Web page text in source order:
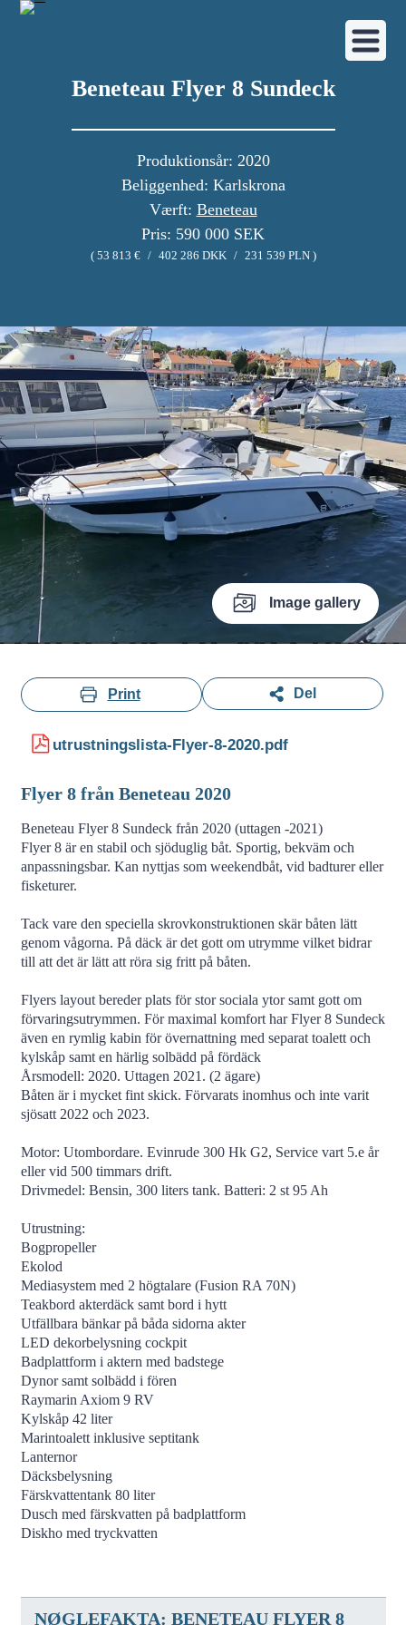
Image gallery
Beneteau Flyer 8 Sundeck
Produktionsår: 2020
Beliggenhed: Karlskrona
Værft: Beneteau
Pris: 590 000 SEK
( 53 813 € / 402 286 DKK / 231 539 PLN )
Print Del
utrustningslista-Flyer-8-2020.pdf
Flyer 8 från Beneteau 2020
Beneteau Flyer 8 Sundeck från 2020 (uttagen -2021)
Flyer 8 är en stabil och sjöduglig båt. Sportig, bekväm och
anpassningsbar. Kan nyttjas som weekendbåt, vid badturer eller
fisketurer.
Tack vare den speciella skrovkonstruktionen skär båten lätt
genom vågorna. På däck är det gott om utrymme vilket bidrar
till att det är lätt att röra sig fritt på båten.
Flyers layout bereder plats för stor sociala ytor samt gott om
förvaringsutrymmen. För maximal komfort har Flyer 8 Sundeck
även en rymlig kabin för övernattning med separat toalett och
kylskåp samt en härlig solbädd på fördäck
Årsmodell: 2020. Uttagen 2021. (2 ägare)
Båten är i mycket fint skick. Förvarats inomhus och inte varit
sjösatt 2022 och 2023.
Motor: Utombordare. Evinrude 300 Hk G2, Service vart 5.e år
eller vid 500 timmars drift.
Drivmedel: Bensin, 300 liters tank. Batteri: 2 st 95 Ah
Utrustning:
Bogpropeller
Ekolod
Mediasystem med 2 högtalare (Fusion RA 70N)
Teakbord akterdäck samt bord i hytt
Utfällbara bänkar på båda sidorna akter
LED dekorbelysning cockpit
Badplattform i aktern med badstege
Dynor samt solbädd i fören
Raymarin Axiom 9 RV
Kylskåp 42 liter
Marintoalett inklusive septitank
Lanternor
Däcksbelysning
Färskvattentank 80 liter
Dusch med färskvatten på badplattform
Diskho med tryckvatten
NØGLEFAKTA: BENETEAU FLYER 8